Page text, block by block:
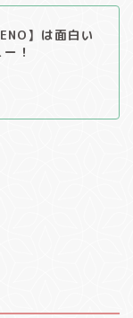
】は面白い
！